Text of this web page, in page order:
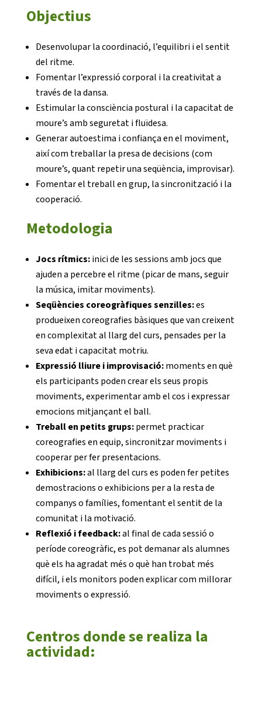
Objectius
Desenvolupar la coordinació, l’equilibri i el sentit
del ritme.
Fomentar l’expressió corporal i la creativitat a
través de la dansa.
Estimular la consciència postural i la capacitat de
moure’s amb seguretat i fluïdesa.
Generar autoestima i confiança en el moviment,
així com treballar la presa de decisions (com
moure’s, quant repetir una seqüència, improvisar).
Fomentar el treball en grup, la sincronització i la
cooperació.
Metodologia
Jocs rítmics:inici de les sessions amb jocs que
ajuden a percebre el ritme (picar de mans, seguir
la música, imitar moviments).
Seqüències coreogràfiques senzilles:es
produeixen coreografies bàsiques que van creixent
en complexitat al llarg del curs, pensades per la
seva edat i capacitat motriu.
Expressió lliure i improvisació:moments en què
els participants poden crear els seus propis
moviments, experimentar amb el cos i expressar
emocions mitjançant el ball.
Treball en petits grups:permet practicar
coreografies en equip, sincronitzar moviments i
cooperar per fer presentacions.
Exhibicions:al llarg del curs es poden fer petites
demostracions o exhibicions per a la resta de
companys o famílies, fomentant el sentit de la
comunitat i la motivació.
Reflexió i feedback:al final de cada sessió o
període coreogràfic, es pot demanar als alumnes
què els ha agradat més o què han trobat més
difícil, i els monitors poden explicar com millorar
moviments o expressió.
Centros donde se realiza la
actividad:
L'equip
Missió i valors
Memòria d'activitats
ACTUALITAT
Butlletins
Diari de la Fundació
Fundesplai als mitjans
Xarxes socials
COL·LABORA
Fes voluntariat
Fes un donatiu
Treballa amb nosaltres